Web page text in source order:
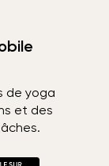
de yoga
et des